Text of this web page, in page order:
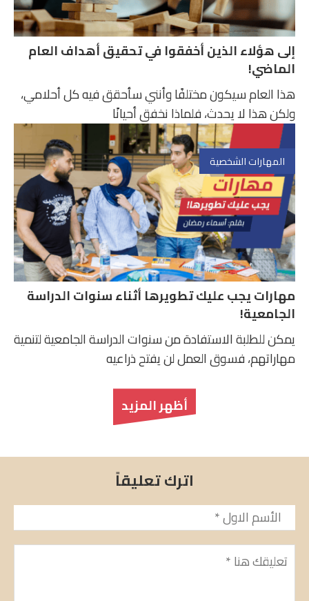
إلى هؤلاء الذين أخفقوا في تحقيق أهداف العام
الماضي!
هذا العام سيكون مختلفًا وأنني سأحقق فيه كل أحلامي،
ولكن هذا لا يحدث، فلماذا نخفق أحيانًا
المهارات الشخصية
مهارات يجب عليك تطويرها أثناء سنوات الدراسة
الجامعية!
يمكن للطلبة الاستفادة من سنوات الدراسة الجامعية لتنمية
مهاراتهم، فسوق العمل لن يفتح ذراعيه
أظهر المزيد
اترك تعليقاً
الأسم*
تعليق